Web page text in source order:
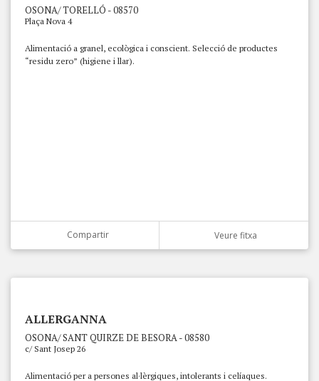
OSONA/ TORELLÓ - 08570
Plaça Nova 4
Alimentació a granel, ecològica i conscient. Selecció de productes
“residu zero” (higiene i llar).
Compartir Veure fitxa
ALLERGANNA
OSONA/ SANT QUIRZE DE BESORA - 08580
c/ Sant Josep 26
Alimentació per a persones al·lèrgiques, intolerants i celíaques.